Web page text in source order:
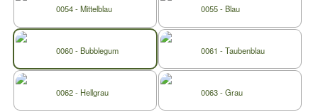
0054 - Mittelblau 0055 - Blau
0060 - Bubblegum 0061 - Taubenblau
0062 - Hellgrau 0063 - Grau